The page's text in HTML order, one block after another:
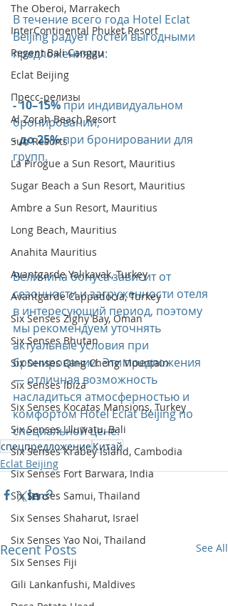
The Oberoi, Marrakech
InterContinental Phuket Resort
Regent Bali Canggu
Eclat Beijing
Пресс-релизы
Al Zorah Beach Resort
Sun Resorts
La Pirogue a Sun Resort, Mauritius
Sugar Beach a Sun Resort, Mauritius
Ambre a Sun Resort, Mauritius
Long Beach, Mauritius
Anahita Mauritius
Avantgarde Yalıkavak, Turkey
Avantgarde Cappadocia, Turkey
Six Senses Zighy Bay, Oman
Six Senses Bhutan
Six Senses Qing Cheng Mountain
Six Senses Ibiza
Six Senses Kocatas Mansions, Turkey
Six Senses Uluwatu, Bali
Six Senses Krabey Island, Cambodia
Six Senses Fort Barwara, India
Six Senses Samui, Thailand
Six Senses Shaharut, Israel
Six Senses Yao Noi, Thailand
Six Senses Fiji
Gili Lankanfushi, Maldives
В течение всего года Hotel Eclat
Beijing радует гостей выгодными
предложениями:
- 10–15% при индивидуальном
бронировании;
- до 25% при бронировании для
групп.
Величина бонуса зависит от
сезонности и загруженности отеля
в интересующий период, поэтому
мы рекомендуем уточнять
актуальные условия при
бронировании. Эти предложения
— отличная возможность
насладиться атмосферностью и
комфортом Hotel Eclat Beijing по
специальной цене.
спецпредложениеКитай
Eclat Beijing
Recent Posts See All